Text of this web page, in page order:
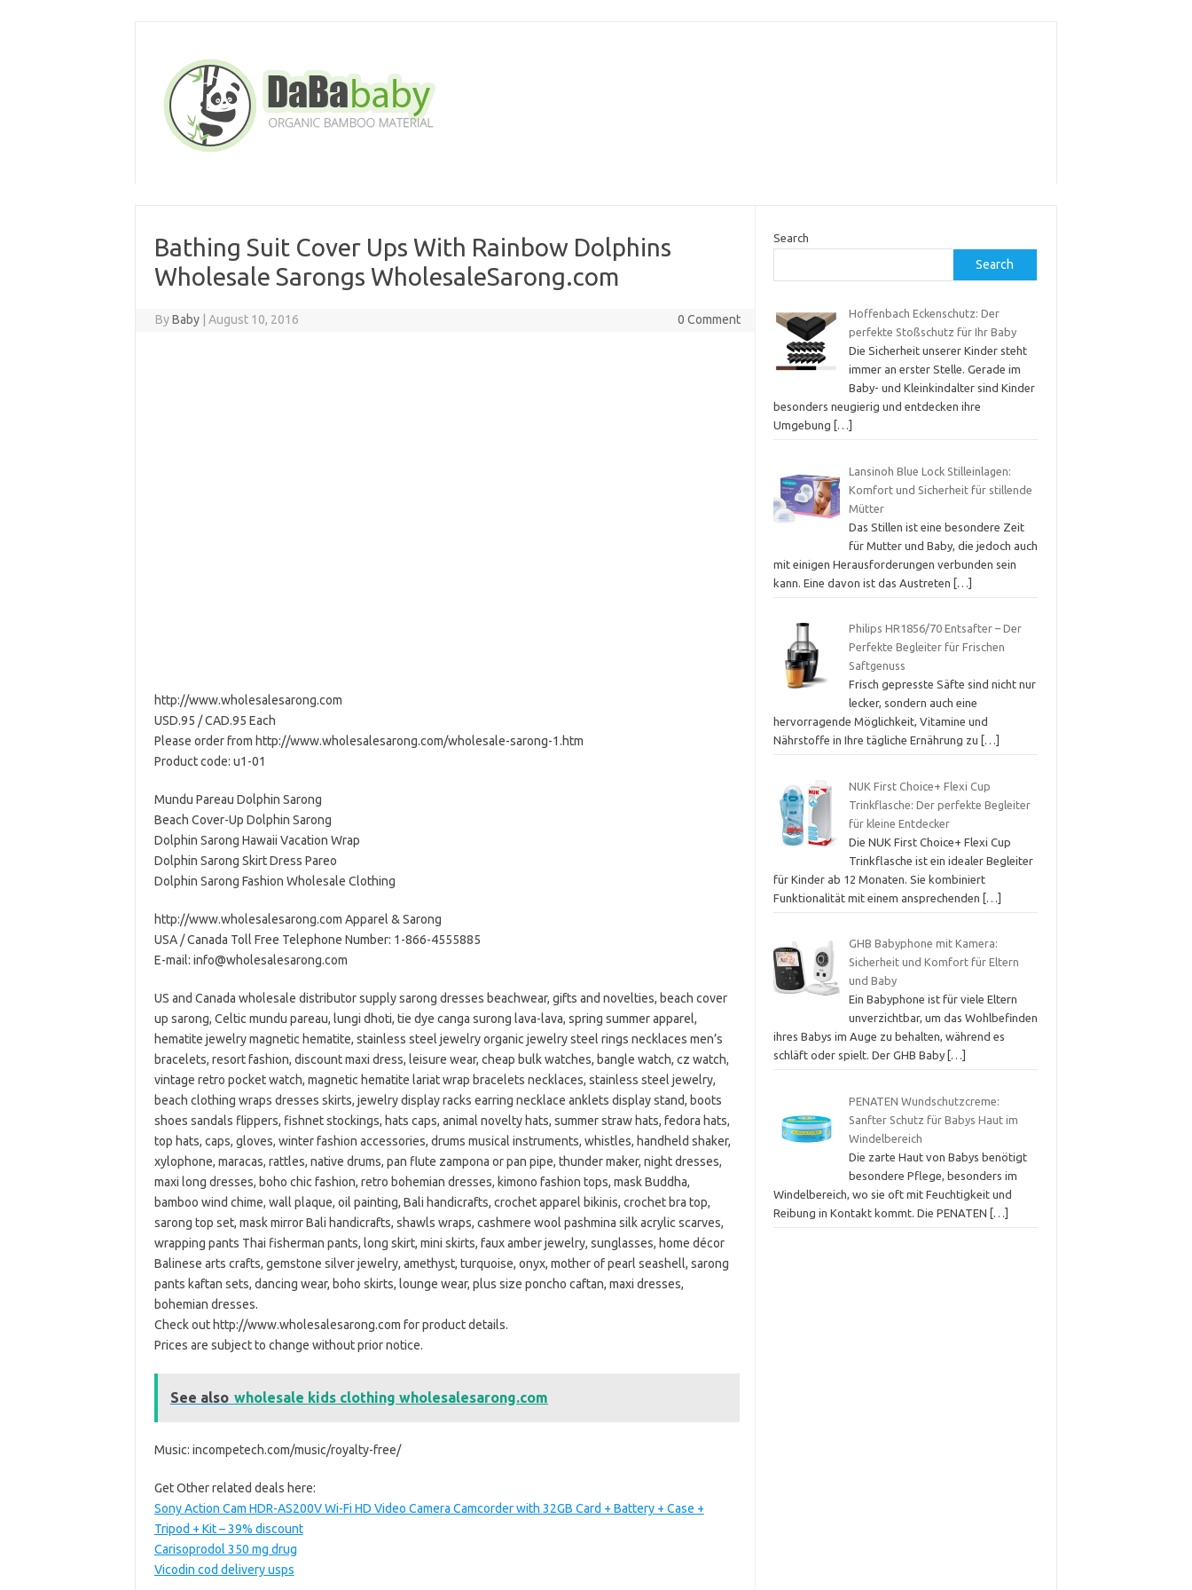
Bathing Suit Cover Ups With Rainbow Dolphins
Wholesale Sarongs WholesaleSarong.com
ByBaby August 10, 2016 0 Comment
http://www.wholesalesarong.com
USD.95 / CAD.95 Each
Please order from http://www.wholesalesarong.com/wholesale-sarong-1.htm
Product code: u1-01
Mundu Pareau Dolphin Sarong
Beach Cover-Up Dolphin Sarong
Dolphin Sarong Hawaii Vacation Wrap
Dolphin Sarong Skirt Dress Pareo
Dolphin Sarong Fashion Wholesale Clothing
http://www.wholesalesarong.com Apparel & Sarong
USA / Canada Toll Free Telephone Number: 1-866-4555885
E-mail: info@wholesalesarong.com
US and Canada wholesale distributor supply sarong dresses beachwear, gifts and novelties, beach cover
up sarong, Celtic mundu pareau, lungi dhoti, tie dye canga surong lava-lava, spring summer apparel,
hematite jewelry magnetic hematite, stainless steel jewelry organic jewelry steel rings necklaces men’s
bracelets, resort fashion, discount maxi dress, leisure wear, cheap bulk watches, bangle watch, cz watch,
vintage retro pocket watch, magnetic hematite lariat wrap bracelets necklaces, stainless steel jewelry,
beach clothing wraps dresses skirts, jewelry display racks earring necklace anklets display stand, boots
shoes sandals flippers, fishnet stockings, hats caps, animal novelty hats, summer straw hats, fedora hats,
top hats, caps, gloves, winter fashion accessories, drums musical instruments, whistles, handheld shaker,
xylophone, maracas, rattles, native drums, pan flute zampona or pan pipe, thunder maker, night dresses,
maxi long dresses, boho chic fashion, retro bohemian dresses, kimono fashion tops, mask Buddha,
bamboo wind chime, wall plaque, oil painting, Bali handicrafts, crochet apparel bikinis, crochet bra top,
sarong top set, mask mirror Bali handicrafts, shawls wraps, cashmere wool pashmina silk acrylic scarves,
wrapping pants Thai fisherman pants, long skirt, mini skirts, faux amber jewelry, sunglasses, home décor
Balinese arts crafts, gemstone silver jewelry, amethyst, turquoise, onyx, mother of pearl seashell, sarong
pants kaftan sets, dancing wear, boho skirts, lounge wear, plus size poncho caftan, maxi dresses,
bohemian dresses.
Check out http://www.wholesalesarong.com for product details.
Prices are subject to change without prior notice.
See also wholesale kids clothing wholesalesarong.com
Music: incompetech.com/music/royalty-free/
Get Other related deals here:
Sony Action Cam HDR-AS200V Wi-Fi HD Video Camera Camcorder with 32GB Card + Battery + Case +
Tripod + Kit – 39% discount
Carisoprodol 350 mg drug
Vicodin cod delivery usps
Search
Search
Hoffenbach Eckenschutz: Der
perfekte Stoßschutz für Ihr Baby
Die Sicherheit unserer Kinder steht
immer an erster Stelle. Gerade im
Baby- und Kleinkindalter sind Kinder
besonders neugierig und entdecken ihre
Umgebung
[…]
Lansinoh Blue Lock Stilleinlagen:
Komfort und Sicherheit für stillende
Mütter
Das Stillen ist eine besondere Zeit
für Mutter und Baby, die jedoch auch
mit einigen Herausforderungen verbunden sein
kann. Eine davon ist das Austreten […]
Philips HR1856/70 Entsafter – Der
Perfekte Begleiter für Frischen
Saftgenuss
Frisch gepresste Säfte sind nicht nur
lecker, sondern auch eine
hervorragende Möglichkeit, Vitamine und
Nährstoffe in Ihre tägliche Ernährung zu
[…]
NUK First Choice+ Flexi Cup
Trinkflasche: Der perfekte Begleiter
für kleine Entdecker
Die NUK First Choice+ Flexi Cup
Trinkflasche ist ein idealer Begleiter
für Kinder ab 12 Monaten. Sie kombiniert
Funktionalität mit einem ansprechenden […]
GHB Babyphone mit Kamera:
Sicherheit und Komfort für Eltern
und Baby
Ein Babyphone ist für viele Eltern
unverzichtbar, um das Wohlbefinden
ihres Babys im Auge zu behalten, während es
schläft oder spielt. Der GHB Baby […]
PENATEN Wundschutzcreme:
Sanfter Schutz für Babys Haut im
Windelbereich
Die zarte Haut von Babys benötigt
besondere Pflege, besonders im
Windelbereich, wo sie oft mit Feuchtigkeit und
Reibung in Kontakt kommt. Die PENATEN […]